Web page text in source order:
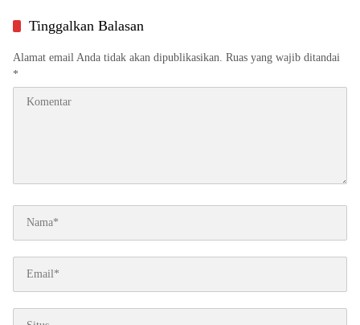
Tinggalkan Balasan
Alamat email Anda tidak akan dipublikasikan. Ruas yang wajib ditandai
*